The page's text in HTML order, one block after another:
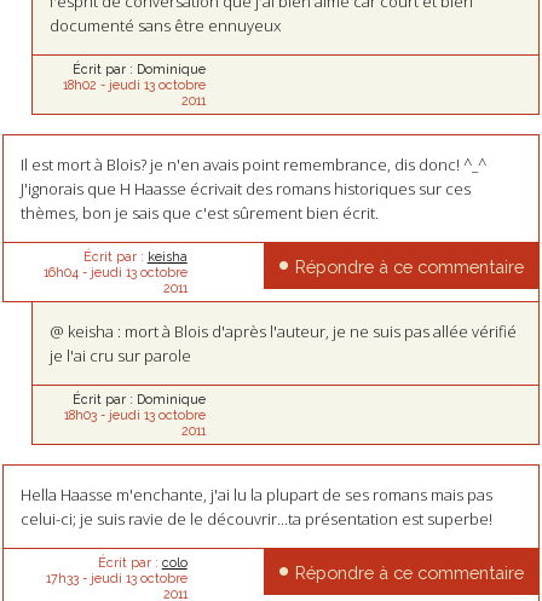
documenté sans être ennuyeux
Écrit par : Dominique
18h02 - jeudi 13 octobre
2011
Il est mort à Blois? je n'en avais point remembrance, dis donc! ^_^
J'ignorais que H Haasse écrivait des romans historiques sur ces
thèmes, bon je sais que c'est sûrement bien écrit.
Écrit par : keisha
16h04 - jeudi 13 octobre
2011
Répondre à ce commentaire
@ keisha : mort à Blois d'après l'auteur, je ne suis pas allée vérifié
je l'ai cru sur parole
Écrit par : Dominique
18h03- jeudi 13 octobre
2011
Hella Haasse m'enchante, j'ai lu la plupart de ses romans mais pas
celui-ci; je suis ravie de le découvrir...ta présentation est superbe!
Écrit par : colo
17h33- jeudi 13 octobre
2011
Répondre à ce commentaire